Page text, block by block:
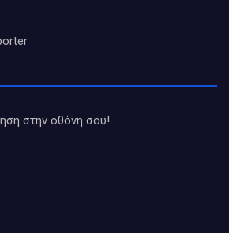
στην οθόνη σου!